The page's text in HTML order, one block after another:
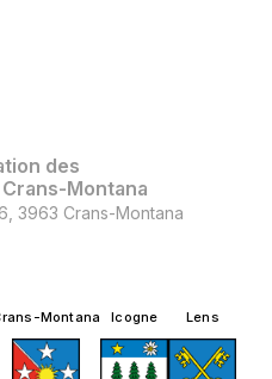
des
Montana
3963 Crans-Montana
Montana Icogne Lens